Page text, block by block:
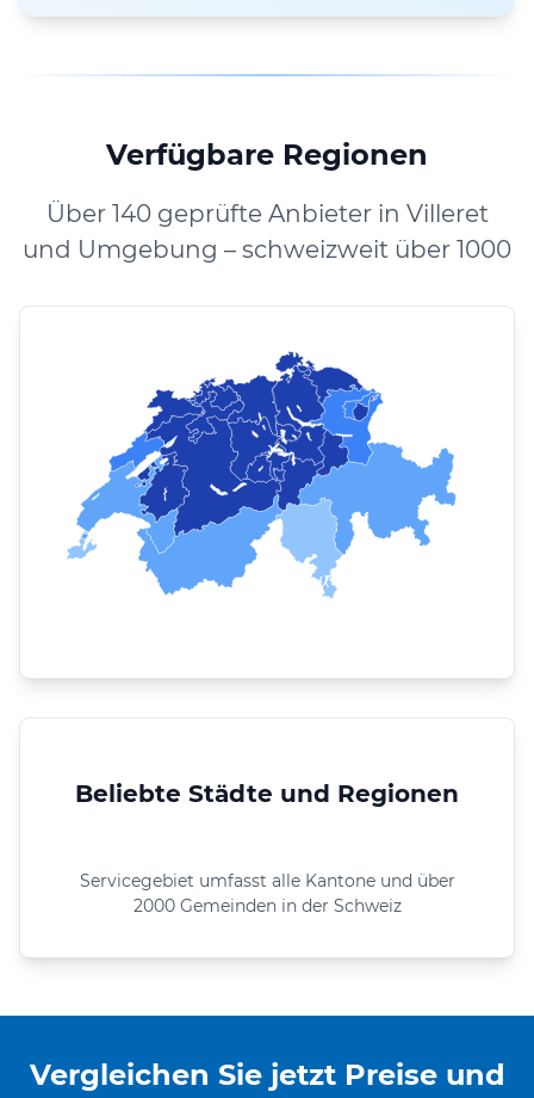
Verfügbare Regionen
Über 140 geprüfte Anbieter in Villeret
und Umgebung – schweizweit über 1000
Beliebte Städte und Regionen
Servicegebiet umfasst alle Kantone und über
2000 Gemeinden in der Schweiz
Vergleichen Sie jetzt Preise und